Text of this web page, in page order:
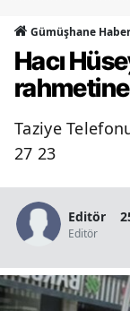
Gümüşhane
Hacı
Taziye
27 23
Editör
Editör